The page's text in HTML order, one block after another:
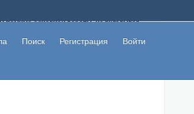
помимо основной работы, не вкладывая
развод. Вы сможете начать зарабатывать
себя долго ждать.
Поиск Регистрация Войти